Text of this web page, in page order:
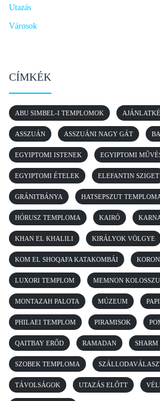
Utazás
Városok
CÍMKÉK
ABU SIMBEL-I TEMPLOMOK
ASSZUÁN ASSZUÁNI NAGY GÁT
EGYIPTOMI ISTENEK EGYIPTOMI
EGYIPTOMI ÉTELEK ELEFANTIN SZIGET
GRÁNITBÁNYA HATSEPSZUT
HÓRUSZ TEMPLOMA KAIRÓ
KHAN EL KHALILI KIRÁLYOK VÖLGYE
KOM EL SHOQAFA KATAKOMBÁI
LUXORI TEMPLOM MEMNON
MONTAZAH PALOTA MÚZEUM
PHILAEI TEMPLOM PIRAMISOK
QAITBAY ERŐD RAMADAN
SZOBEK TEMPLOMA
TÁVOLSÁGOK UTAZÁS ELŐTT